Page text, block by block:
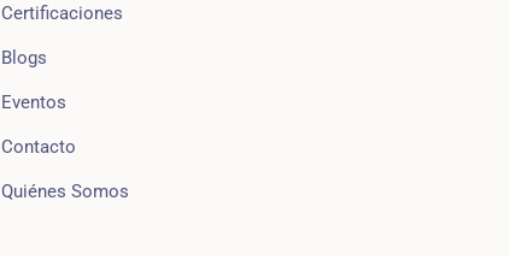
Certificaciones
Blogs
Eventos
Contacto
Quiénes Somos